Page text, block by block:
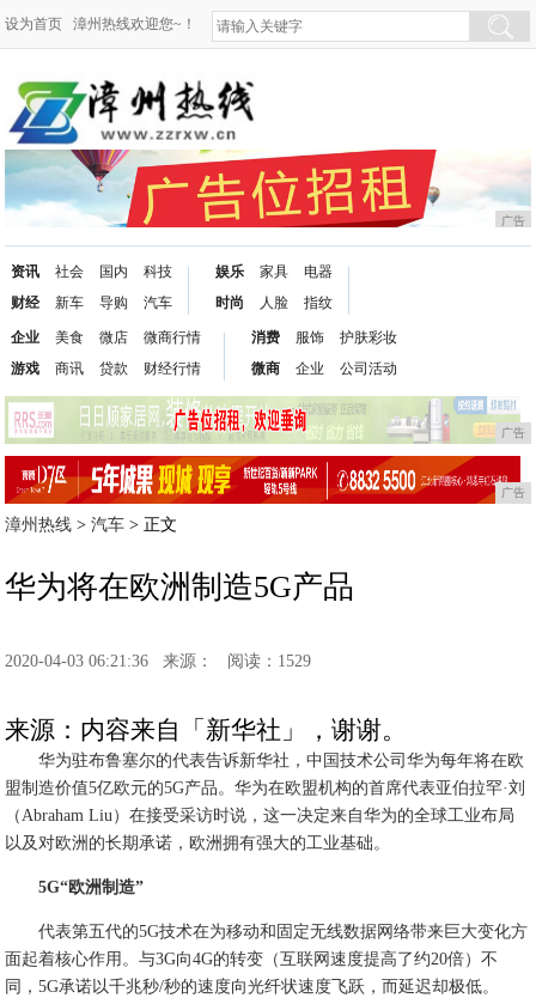
设为首页 漳州热线欢迎您~！
广告
资讯
财经
社会
新车
国内
导购
科技
汽车
娱乐
时尚
家具
人脸
电器
指纹
企业
游戏
美食
商讯
微店
贷款
微商行情
财经行情
消费
微商
服饰
企业
护肤彩妆
公司活动
广告
广告
漳州热线 >汽车 > 正文
华为将在欧洲制造5G产品
2020-04-03 06:21:36 来源： 阅读：1529
来源：内容来自「新华社」，谢谢。
华为驻布鲁塞尔的代表告诉新华社，中国技术公司华为每年将在欧
盟制造价值5亿欧元的5G产品。华为在欧盟机构的首席代表亚伯拉罕·刘
（Abraham Liu）在接受采访时说，这一决定来自华为的全球工业布局
以及对欧洲的长期承诺，欧洲拥有强大的工业基础。
5G“欧洲制造”
代表第五代的5G技术在为移动和固定无线数据网络带来巨大变化方
面起着核心作用。与3G向4G的转变（互联网速度提高了约20倍）不
同，5G承诺以千兆秒/秒的速度向光纤状速度飞跃，而延迟却极低。